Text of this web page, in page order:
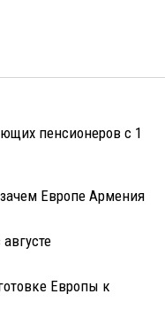
пенсионеров с 1
Европе Армения
Европы к